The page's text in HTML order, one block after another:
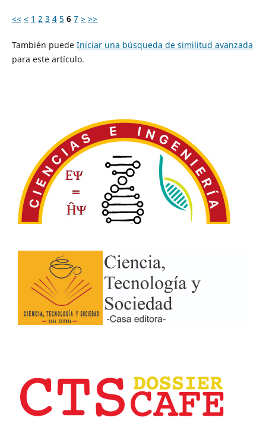
<< < 1 2 3 4 5 6 7 > >>
También puede Iniciar una búsqueda de similitud avanzada
para este artículo.